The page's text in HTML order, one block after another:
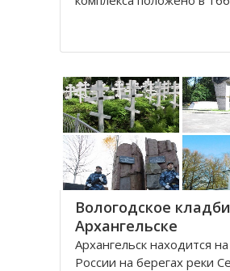
себе две функции:
Архангельск на тот
крупным
Вологодское
Архангельске
Архангельск находится
России на берегах реки